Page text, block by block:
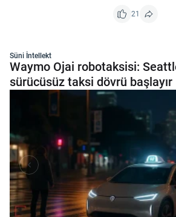
21
Süni İntellekt
Waymo Ojai robotaksisi:
sürücüsüz taksi dövrü başlayır